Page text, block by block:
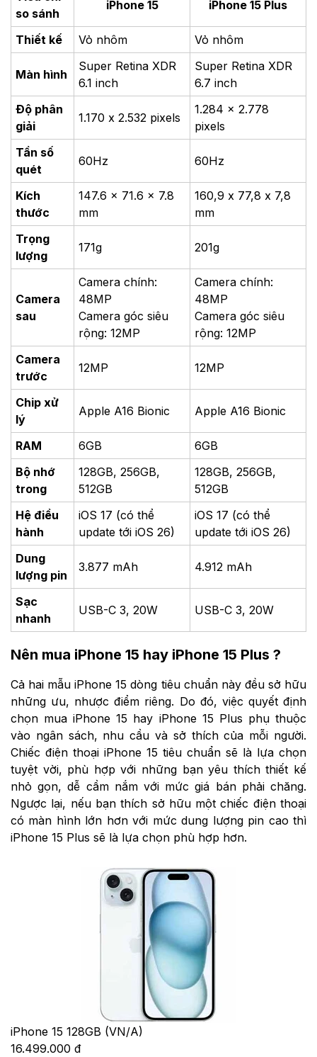
so sánh
iPhone 15 iPhone 15 Plus
Thiết kế Vỏ nhôm Vỏ nhôm
Màn hình
Super Retina XDR
6.1 inch
Super Retina XDR
6.7 inch
Độ phân
giải
1.170 x 2.532 pixels
1.284 × 2.778
pixels
Tần số
quét
60Hz 60Hz
Kích
thước
147.6 × 71.6 × 7.8
mm
160,9 x 77,8 x 7,8
mm
Trọng
lượng
171g 201g
Camera
sau
Camera chính:
48MP
Camera góc siêu
rộng: 12MP
Camera chính:
48MP
Camera góc siêu
rộng: 12MP
Camera
trước
12MP 12MP
Chip xử
lý
Apple A16 Bionic Apple A16 Bionic
RAM 6GB
6GB
Bộ nhớ
trong
128GB, 256GB,
512GB
128GB, 256GB,
512GB
Hệ điều
hành
iOS 17 (có thể
update tới iOS 26)
iOS 17 (có thể
update tới iOS 26)
Dung
lượng pin
3.877 mAh 4.912 mAh
Sạc
nhanh
USB-C 3, 20W USB-C 3, 20W
Nên mua iPhone 15 hay iPhone 15 Plus ?
Cả hai mẫu iPhone 15 dòng tiêu chuẩn này đều sở hữu
những ưu, nhược điểm riêng. Do đó, việc quyết định
chọn mua iPhone 15 hay iPhone 15 Plus phụ thuộc
vào ngân sách, nhu cầu và sở thích của mỗi người.
Chiếc điện thoại iPhone 15 tiêu chuẩn sẽ là lựa chọn
tuyệt vời, phù hợp với những bạn yêu thích thiết kế
nhỏ gọn, dễ cầm nắm với mức giá bán phải chăng.
Ngược lại, nếu bạn thích sở hữu một chiếc điện thoại
có màn hình lớn hơn với mức dung lượng pin cao thì
iPhone 15 Plus sẽ là lựa chọn phù hợp hơn.
iPhone 15 128GB (VN/A)
16.499.000 đ